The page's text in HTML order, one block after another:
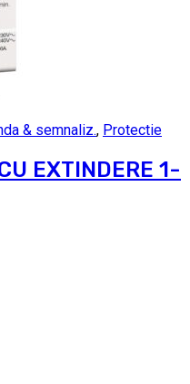
& semnaliz., Protectie
EXTINDERE 1-